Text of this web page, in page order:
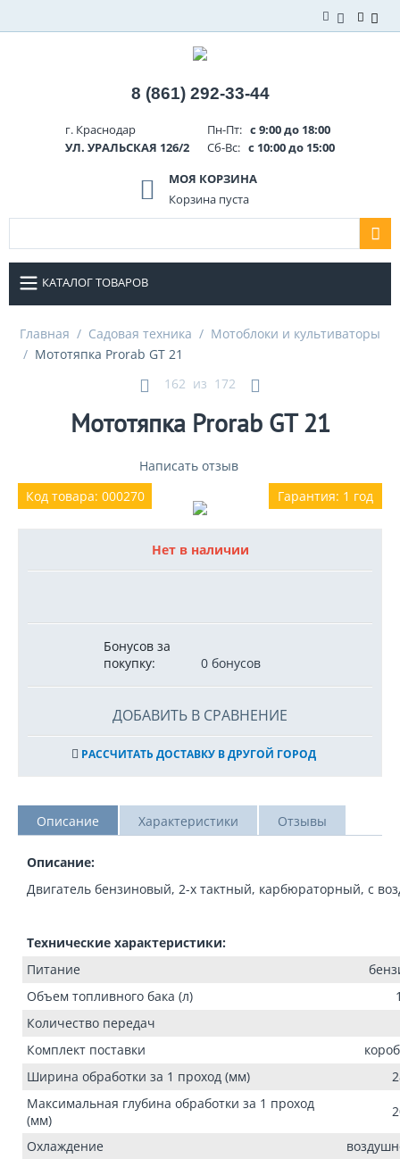
8 (861) 292-33-44
г. Краснодар
УЛ. УРАЛЬСКАЯ 126/2
Пн-Пт: с 9:00 до 18:00
Сб-Вс: с 10:00 до 15:00
МОЯ КОРЗИНА
Корзина пуста
КАТАЛОГ ТОВАРОВ
Главная / Садовая техника / Мотоблоки и культиваторы
/ Мототяпка Prorab GT 21
162 из 172
Мототяпка Prorab GT 21
Написать отзыв
Гарантия: 1 год
Код товара: 000270
Нет в наличии
Бонусов за
покупку:
0 бонусов
ДОБАВИТЬ В СРАВНЕНИЕ
РАССЧИТАТЬ ДОСТАВКУ В ДРУГОЙ ГОРОД
Описание Характеристики Отзывы
Описание:
Двигатель бензиновый, 2-х тактный, карбюраторный, с
Технические характеристики:
Питание
Объем топливного бака (л)
Количество передач
Комплект поставки
Ширина обработки за 1 проход (мм)
Максимальная глубина обработки за 1 проход
(мм)
Охлаждение